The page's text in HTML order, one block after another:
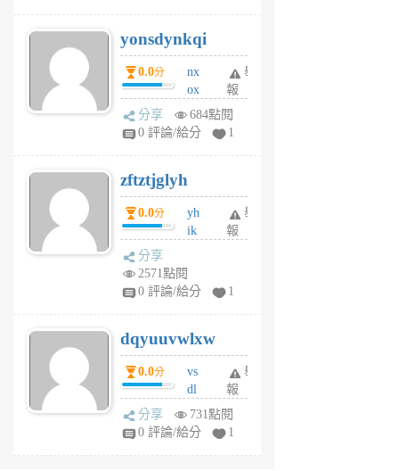
6
個
月
前
yonsdynkqi
0.0分
nx
ox
rh
pe
月
前
舉
報
分享
684點閱
0 評論/給分
1
zftztjglyh
0.0分
yh
ik
tu
6
個
月
前
舉
報
分享
2571點閱
0 評論/給分
1
dqyuuvwlxw
0.0分
vs
dl
sq
fy
舉
報
分享
731點閱
0 評論/給分
1